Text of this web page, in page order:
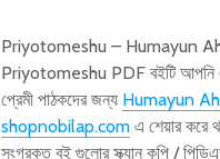
Priyotomeshu – Humayun
Priyotomeshu PDF বইটি আপনি
প্রেমী পাঠকদের জন্য Humayun
shopnobilap.com এ শেয়ার করে
সংগ্রকৃত বই গুলোর স্ক্যান কপি /